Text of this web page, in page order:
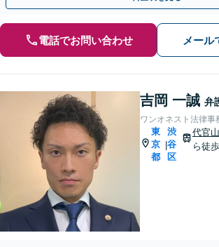
電話でお問い合わせ メール
吉岡 一誠 弁
ワンオネスト法律事
東
京
都
|
渋
谷
区
代官
ら徒